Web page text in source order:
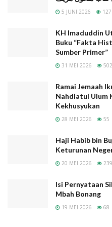
FSPP menjadi sesuai
khususnya dalam
politik nasional.
Pada tahun 2016, FSPP
berisi tentang seruan
agar memeriksa dengan
profesionalisme
pemboikotan salah satu
peduli pesantren (YPP)
pemboikotan sari roti;
umat Islam; juga seruan
dan mengesampingkan
(Suaramuhammadiyah, 11/
5 JUNI 2026 127
KH Imaduddin
Buku “Fakta
Sumber Primer”
31 MEI 2026 502
Ramai Jemaah
Nahdlatul Ulum
Kekhusyukan
28 MEI 2026 55
Haji Habib bin
Keturunan
20 MEI 2026 239
Isi Pernyataan
Mbah Bonang
19 MEI 2026 68